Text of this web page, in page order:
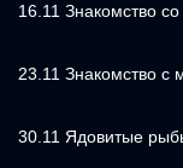
16.11 Знакомство со
23.11 Знакомство с
30.11 Ядовитые